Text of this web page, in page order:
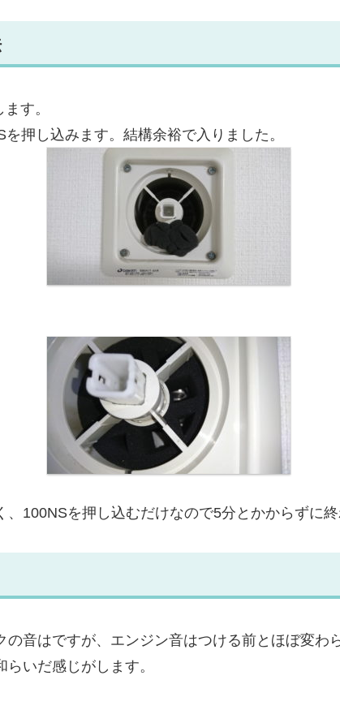
す。
押し込みます。結構余裕で入りました。
100NSを押し込むだけなので5分とかからずに終
の音はですが、エンジン音はつける前とほぼ変わ
いだ感じがします。